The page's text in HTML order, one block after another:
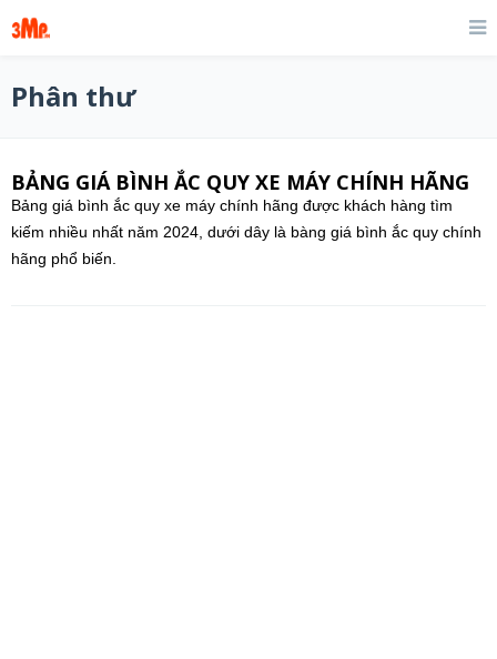
Phân thư
BẢNG GIÁ BÌNH ẮC QUY XE MÁY CHÍNH HÃNG
Bảng giá bình ắc quy xe máy chính hãng được khách hàng tìm
kiếm nhiều nhất năm 2024, dưới dây là bàng giá bình ắc quy chính
hãng phổ biến.